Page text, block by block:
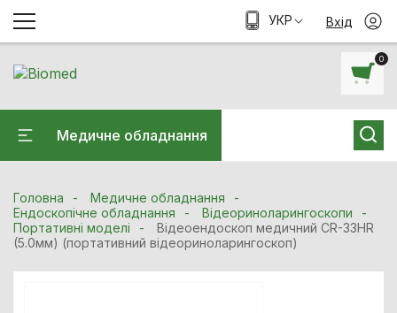
0
Медичне обладнання
УКР Вхід
Головна
Медичне обладнання
Ендоскопічне обладнання
Відеориноларингоскопи
Портативні моделі
Відеоендоскоп медичний CR-33HR
(5.0мм) (портативний відеориноларингоскоп)